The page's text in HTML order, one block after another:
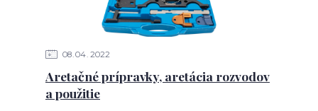
08 04 2022
Aretačné prípravky, aretácia rozvodov
a použitie